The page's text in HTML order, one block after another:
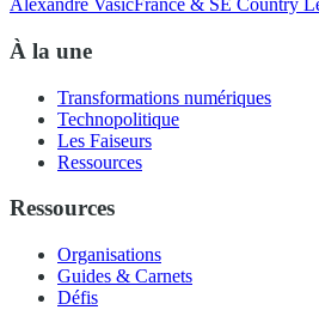
Alexandre VasicFrance & SE Country
À la une
Transformations numériques
Technopolitique
Les Faiseurs
Ressources
Ressources
Organisations
Guides & Carnets
Défis